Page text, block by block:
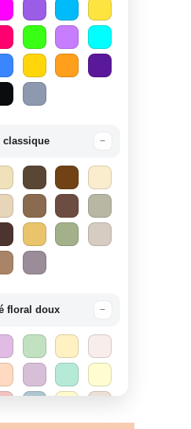
classique −
floral doux −